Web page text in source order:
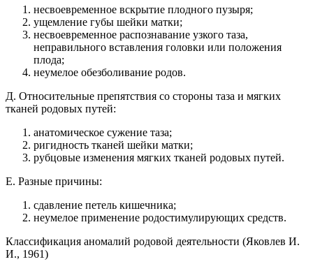
несвоевременное вскрытие плодного пузыря;
ущемление губы шейки матки;
несвоевременное распознавание узкого таза,
неправильного вставления головки или положения
плода;
неумелое обезболивание родов.
Д. Относительные препятствия со стороны таза и мягких
тканей родовых путей:
анатомическое сужение таза;
ригидность тканей шейки матки;
рубцовые изменения мягких тканей родовых путей.
Е. Разные причины:
сдавление петель кишечника;
неумелое применение родостимулирующих средств.
Классификация аномалий родовой деятельности (Яковлев И.
И., 1961)